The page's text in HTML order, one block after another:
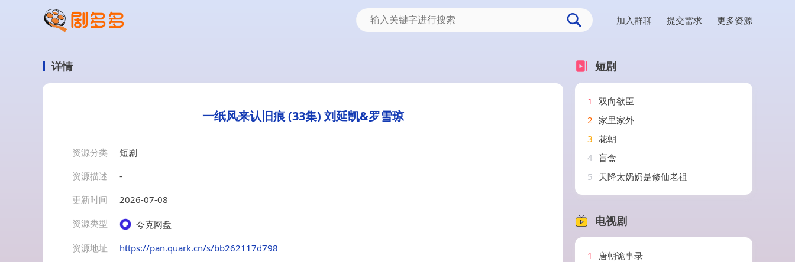
加入群聊 提交需求 更多资源
详情
一纸风来认旧痕 (33集) 刘延凯&罗雪琼
资源分类
短剧
资源描述
-
更新时间
2026-07-08
资源类型
夸克网盘
资源地址
https://pan.quark.cn/s/bb262117d798
短剧
1
双向欲臣
2 家里家外
3 花朝
4 盲盒
5 天降太奶奶是修仙老祖
电视剧
1
唐朝诡事录